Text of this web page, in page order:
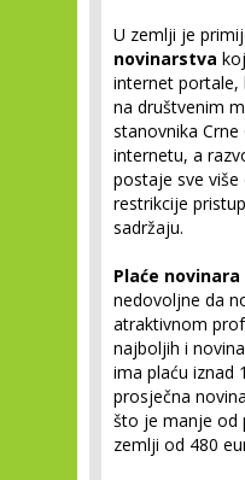
U zemlji je
novinarstva
internet portale,
na društvenim
stanovnika
internetu, a
postaje sve
restrikcije
sadržaju.
Plaće novinara
nedovoljne da
atraktivnom
najboljih i
ima plaću iznad
prosječna
što je manje od
zemlji od 480